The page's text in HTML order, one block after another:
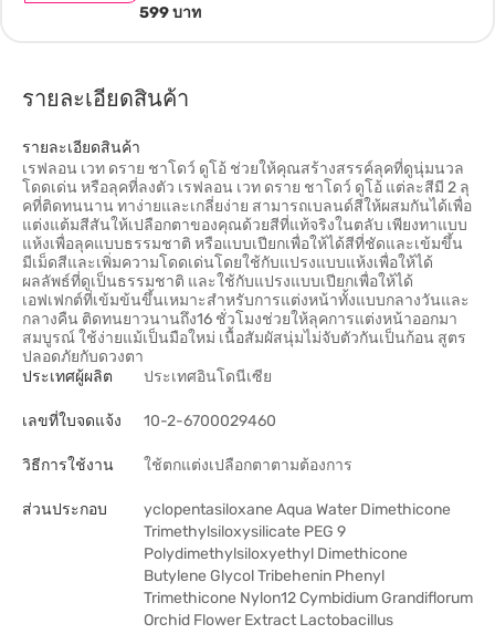
599 บาท
รายละเอียดสินค้า
รายละเอียดสินค้า
เรฟลอน เวท ดราย ชาโดว์ ดูโอ้ ช่วยให้คุณสร้างสรรค์ลุคที่ดูนุ่มนวล
โดดเด่น หรือลุคที่ลงตัว เรฟลอน เวท ดราย ชาโดว์ ดูโอ้ แต่ละสีมี 2 ลุ
คที่ติดทนนาน ทาง่ายและเกลี่ยง่าย สามารถเบลนด์สีให้ผสมกันได้เพื่อ
แต่งแต้มสีสันให้เปลือกตาของคุณด้วยสีที่แท้จริงในตลับ เพียงทาแบบ
แห้งเพื่อลุคแบบธรรมชาติ หรือแบบเปียกเพื่อให้ได้สีที่ชัดและเข้มขึ้น
มีเม็ดสีและเพิ่มความโดดเด่นโดยใช้กับแปรงแบบแห้งเพื่อให้ได้
ผลลัพธ์ที่ดูเป็นธรรมชาติ และใช้กับแปรงแบบเปียกเพื่อให้ได้
เอฟเฟกต์ที่เข้มข้นขึ้นเหมาะสำหรับการแต่งหน้าทั้งแบบกลางวันและ
กลางคืน ติดทนยาวนานถึง16 ชั่วโมงช่วยให้ลุคการแต่งหน้าออกมา
สมบูรณ์ ใช้ง่ายแม้เป็นมือใหม่ เนื้อสัมผัสนุ่มไม่จับตัวกันเป็นก้อน สูตร
ปลอดภัยกับดวงตา
ประเทศผู้ผลิต
ประเทศอินโดนีเซีย
เลขที่ใบจดแจ้ง 10-2-6700029460
วิธีการใช้งาน ใช้ตกแต่งเปลือกตาตามต้องการ
ส่วนประกอบ
yclopentasiloxane Aqua Water Dimethicone
Trimethylsiloxysilicate PEG 9
Polydimethylsiloxyethyl Dimethicone
Butylene Glycol Tribehenin Phenyl
Trimethicone Nylon12 Cymbidium Grandiflorum
Orchid Flower Extract Lactobacillus